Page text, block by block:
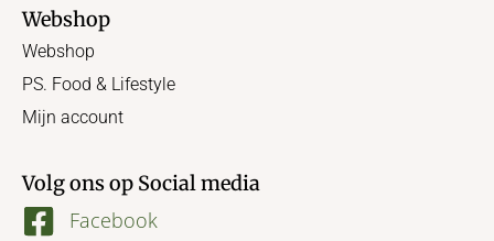
Webshop
Webshop
PS. Food & Lifestyle
Mijn account
Volg ons op Social media
Facebook